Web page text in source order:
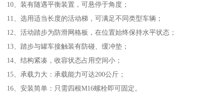
10、装有随遇平衡装置，可悬停于角度；
11、选用适当长度的活动梯，可满足不同类型车辆；
12、活动踏步为防滑网格板，在位置始终保持水平状态；
13、踏步与罐车接触装有防碰、缓冲垫；
14、结构紧凑，收容状态占用空间小；
15、承载力大：承载能力可达200公斤；
16、安装简单：只需四根M16螺栓即可固定。